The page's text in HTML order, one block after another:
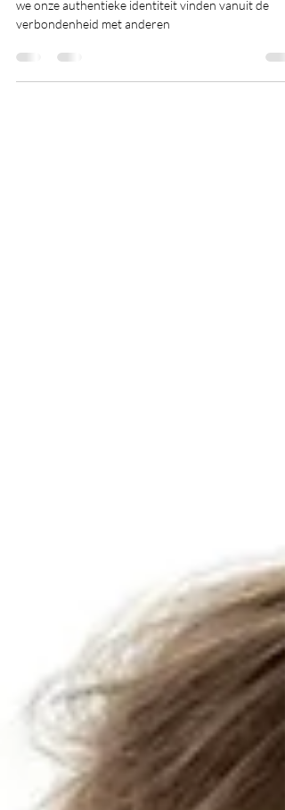
Van symbiose naar synergie is een gedicht over hoe
verbondenheid met anderen